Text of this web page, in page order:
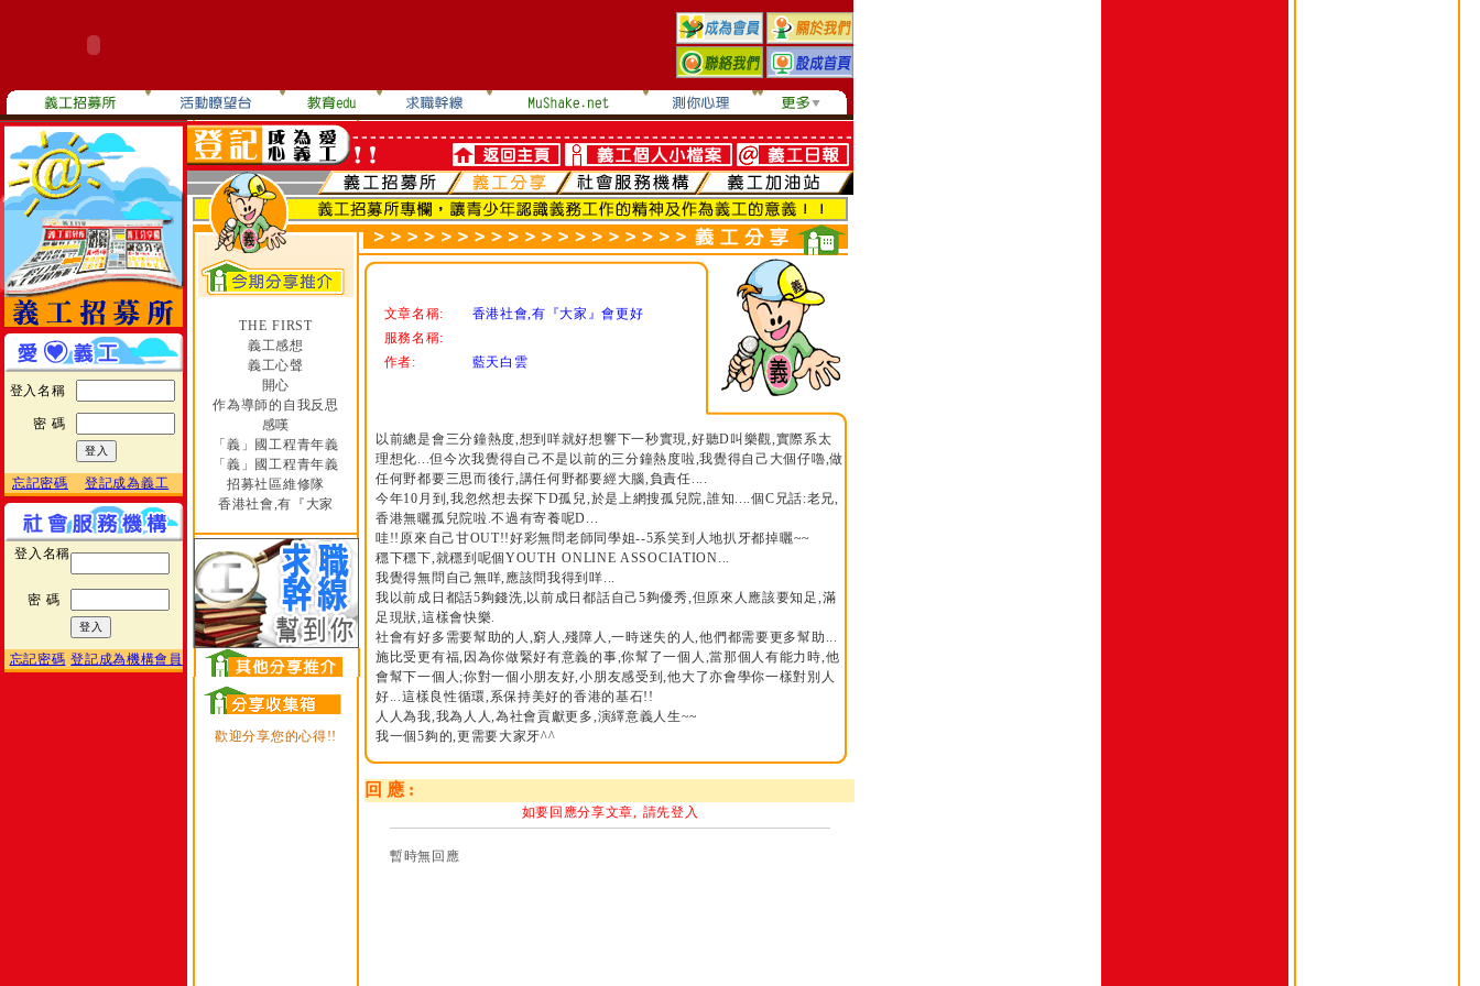
登入名稱
密 碼
忘記密碼 登記成為義工
登入名稱
密 碼
忘記密碼 登記成為機構會員
THE FIRST
義工感想
義工心聲
開心
作為導師的自我反思
感嘆
「義」國工程青年義
「義」國工程青年義
招募社區維修隊
香港社會,有『大家
歡迎分享您的心得!!
文章名稱:
香港社會,有『大家』會更好
服務名稱:
作者:
藍天白雲
以前總是會三分鐘熱度,想到咩就好想響下一秒實現,好聽D叫樂觀,實際系太
理想化...但今次我覺得自己不是以前的三分鐘熱度啦,我覺得自己大個仔嚕,做
任何野都要三思而後行,講任何野都要經大腦,負責任....
今年10月到,我忽然想去探下D孤兒,於是上網搜孤兒院,誰知....個C兄話:老兄,
香港無曬孤兒院啦.不過有寄養呢D...
哇!!原來自己甘OUT!!好彩無問老師同學姐--5系笑到人地扒牙都掉曬~~
穩下穩下,就穩到呢個YOUTH ONLINE ASSOCIATION...
我覺得無問自己無咩,應該問我得到咩...
我以前成日都話5夠錢洗,以前成日都話自己5夠優秀,但原來人應該要知足,滿
足現狀,這樣會快樂.
社會有好多需要幫助的人,窮人,殘障人,一時迷失的人,他們都需要更多幫助...
施比受更有福,因為你做緊好有意義的事,你幫了一個人,當那個人有能力時,他
會幫下一個人;你對一個小朋友好,小朋友感受到,他大了亦會學你一樣對別人
好...這樣良性循環,系保持美好的香港的基石!!
人人為我,我為人人,為社會貢獻更多,演繹意義人生~~
我一個5夠的,更需要大家牙^^
回 應 :